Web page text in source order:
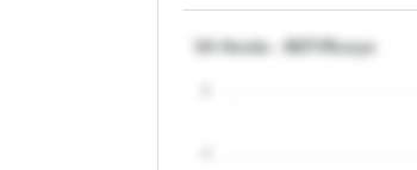
3A Hurda - BDT/Rusya